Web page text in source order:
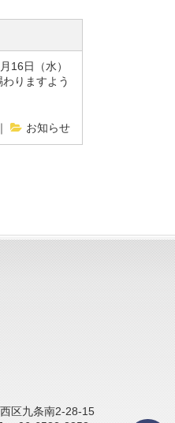
16日（水）
りますよう
お知らせ
区九条南2-28-15